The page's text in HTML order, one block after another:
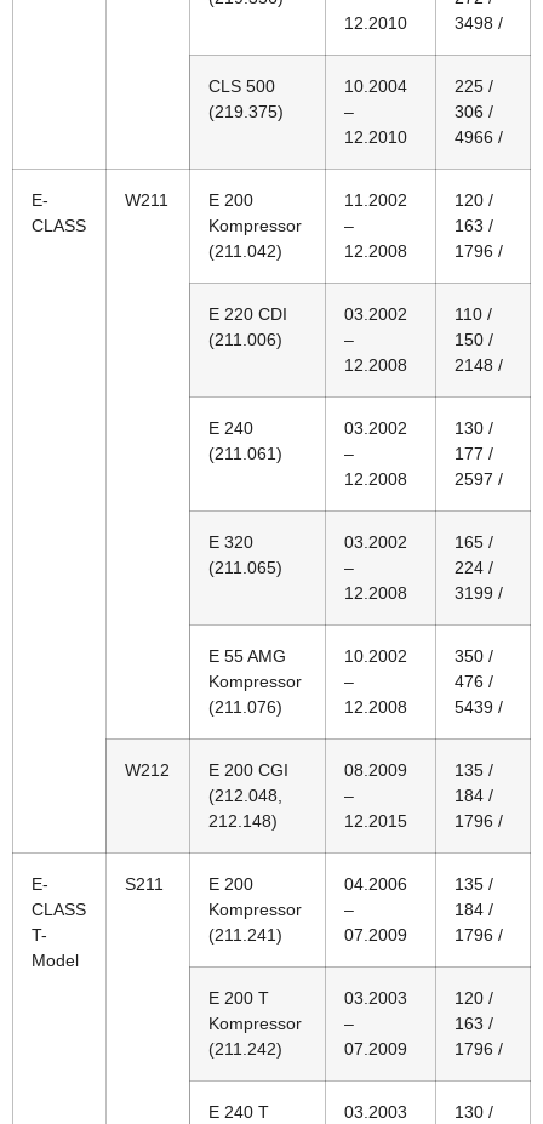
12.2010
3498 /
CLS 500
(219.375)
10.2004
–
12.2010
225 /
306 /
4966 /
E-
CLASS
W211
E 200
Kompressor
(211.042)
11.2002
–
12.2008
120 /
163 /
1796 /
E 220 CDI
(211.006)
03.2002
–
12.2008
110 /
150 /
2148 /
E 240
(211.061)
03.2002
–
12.2008
130 /
177 /
2597 /
E 320
(211.065)
03.2002
–
12.2008
165 /
224 /
3199 /
E 55 AMG
Kompressor
(211.076)
10.2002
–
12.2008
350 /
476 /
5439 /
W212
E 200 CGI
(212.048,
212.148)
08.2009
–
12.2015
135 /
184 /
1796 /
E-
CLASS
T-
Model
S211
E 200
Kompressor
(211.241)
04.2006
–
07.2009
135 /
184 /
1796 /
E 200 T
Kompressor
(211.242)
03.2003
–
07.2009
120 /
163 /
1796 /
E 240 T
03.2003
130 /